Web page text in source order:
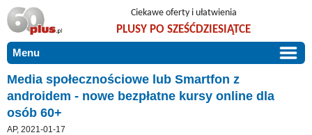
Ciekawe oferty i ułatwienia
PLUSY PO SZEŚĆDZIESIĄTCE
Menu
START
PROMOCJE
ARTYKUŁY
Media społecznościowe lub Smartfon z
androidem - nowe bezpłatne kursy online dla
osób 60+
AP, 2021-01-17